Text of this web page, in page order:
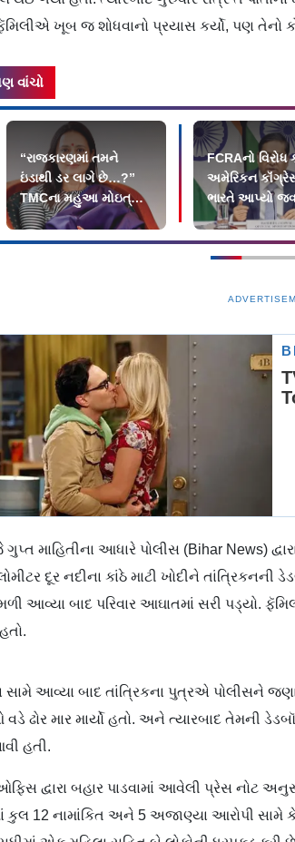
ખૂબ જ શોધવાનો પ્રયાસ કર્યો, પણ તેનો
વાંચો
“રાજકારણમાં તમને
ઇંડાથી ડર લાગે છે…?”
TMCના મહુઆ મોઇત્રાને
સુપ્રીમ કોર્ટનો ઝટકો
FCRAનો વિરોધ
અમેરિકન
ભારતે આપ્યો
કહ્યું વિદેશી
માહિતીના આધારે પોલીસ (Bihar News)
દૂર નદીના કાંઠે માટી ખોદીને તાંત્રિકનની
આવ્યા બાદ પરિવાર આઘાતમાં સરી પડ્યો.
આવ્યા બાદ તાંત્રિકના પુત્રએ પોલીસને
ઢોર માર માર્યો હતો. અને ત્યારબાદ તેમની
હતી.
દ્વારા બહાર પાડવામાં આવેલી પ્રેસ નોટ
કુલ 12 નામાંકિત અને 5 અજાણ્યા આરોપી